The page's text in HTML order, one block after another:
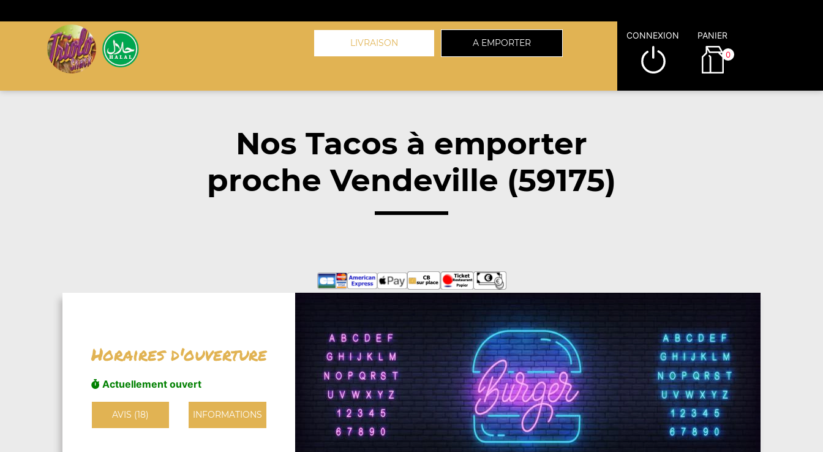
LIVRAISON A EMPORTER
CONNEXION PANIER
0
Nos Tacos à emporter
proche Vendeville (59175)
Horaires d'ouverture
Actuellement ouvert
AVIS (18) INFORMATIONS